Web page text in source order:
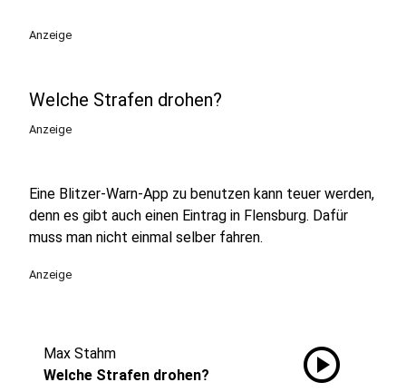
Anzeige
Welche Strafen drohen?
Anzeige
Eine Blitzer-Warn-App zu benutzen kann teuer werden,
denn es gibt auch einen Eintrag in Flensburg. Dafür
muss man nicht einmal selber fahren.
Anzeige
Max Stahm
Welche Strafen drohen?
play_circle